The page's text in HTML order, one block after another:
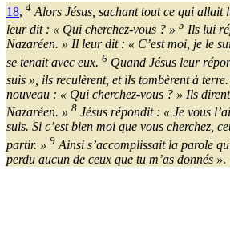
18, 4 Alors Jésus, sachant tout ce qui allait
leur dit : « Qui cherchez-vous ? » 5 Ils lui
Nazaréen. » Il leur dit : « C’est moi, je le
se tenait avec eux. 6 Quand Jésus leur
suis », ils reculèrent, et ils tombèrent à terre.
nouveau : « Qui cherchez-vous ? » Ils
Nazaréen. » 8 Jésus répondit : « Je vous
suis. Si c’est bien moi que vous cherchez,
partir. » 9 Ainsi s’accomplissait la parole
perdu aucun de ceux que tu m’as donnés ».